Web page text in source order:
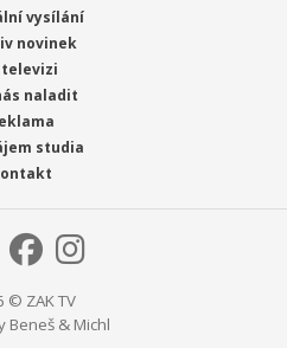
vysílání
novinek
televizi
naladit
studia
© ZAK TV
Beneš & Michl